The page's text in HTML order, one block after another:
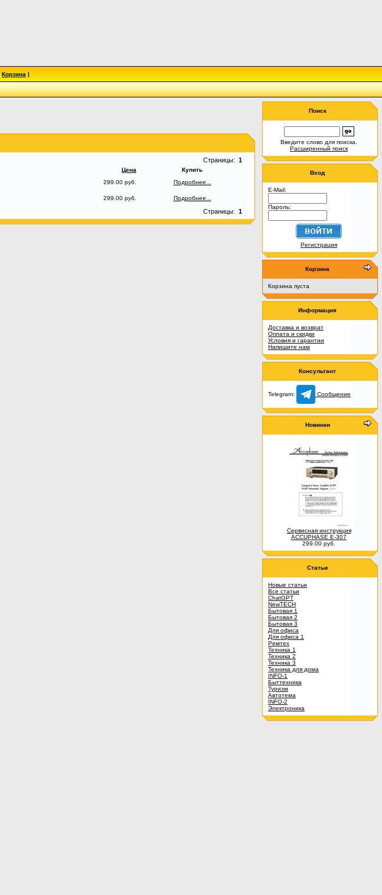
Корзина |
Страницы: 1
Цена
Купить
299.00 руб.
Подробнее...
299.00 руб. Подробнее...
Страницы: 1
Поиск
Введите слово для поиска.
Расширенный поиск
Вход
E-Mail:
Пароль:
Регистрация
Корзина
Корзина пуста
Информация
Доставка и возврат
Оплата и скидки
Условия и гарантии
Напишите нам
Консультант
Telegram: Сообщение
Новинки
Сервисная инструкция
ACCUPHASE E-307
299.00 руб.
Статьи
Новые статьи
Все статьи
ChatGPT
NewTECH
Бытовая 1
Бытовая 2
Бытовая 3
Для офиса
Для офиса 1
Ремтех
Техника 1
Техника 2
Техника 3
Техника для дома
INFO-1
Быттехника
Туризм
Автотема
INFO-2
Электроника